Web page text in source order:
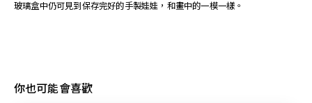
玻璃盒中仍可見到保存完好的手製娃娃，和畫中的一模一樣。
你也可能會喜歡